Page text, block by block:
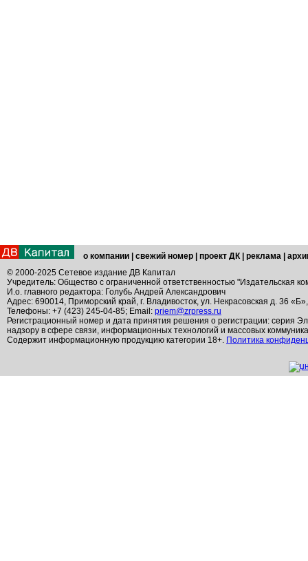
о компании свежий номер проект ДК реклама
© 2000-2025 Сетевое издание ДВ Капитал
Учредитель: Общество с ограниченной ответственностью "Издательская
И.о. главного редактора: Голубь Андрей Александрович
Адрес: 690014, Приморский край, г. Владивосток, ул. Некрасовская д. 36
Телефоны: +7 (423) 245-04-85; Email: priem@zrpress.ru
Регистрационный номер и дата принятия решения о регистрации: серия
надзору в сфере связи, информационных технологий и массовых
Содержит информационную продукцию категории 18+. Политика